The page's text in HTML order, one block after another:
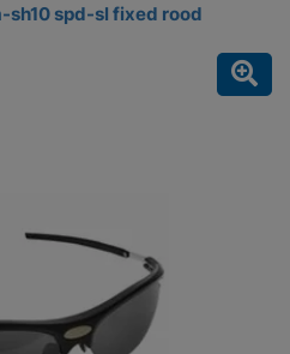
sh10 spd-sl fixed rood